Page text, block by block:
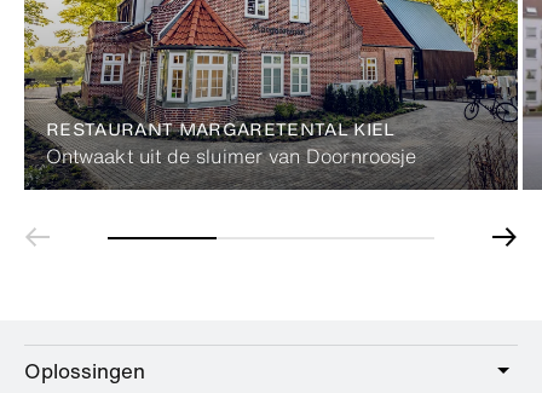
RESTAURANT MARGARETENTAL KIEL
Ontwaakt uit de sluimer van Doornroosje
Oplossingen